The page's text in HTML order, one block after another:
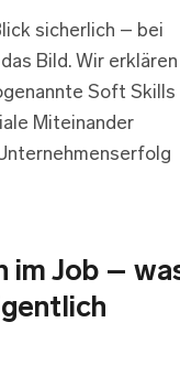
sicherlich – bei
Bild. Wir erklären
Soft Skills
Miteinander
im Job –